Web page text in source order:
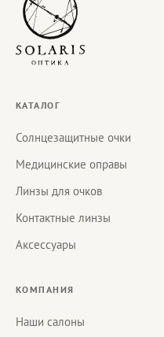
КАТАЛОГ
Солнцезащитные очки
Медицинские оправы
Линзы для очков
Контактные линзы
Аксессуары
КОМПАНИЯ
Наши салоны